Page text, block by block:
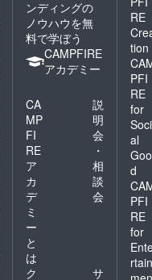
ンディングの
ノウハウを無
料で学ぼう
CAMPFIRE
アカデミー
CA
MP
FI
RE
ア
カ
デ
ミ
ー
と
は
説
明
会
・
相
談
会
ク
サ
RE
tion
PFI
RE
for
Soci
al
Goo
d
PFI
RE
for
rtain